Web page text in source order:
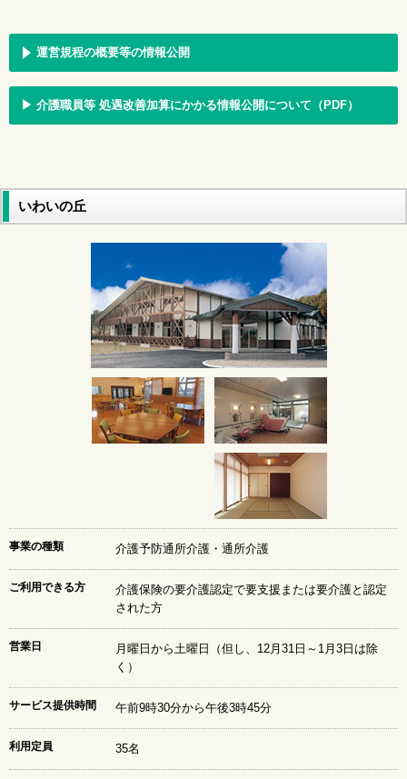
2021年5月 今月の様子
2021年4月 今月の様子
2021年2月 今月の様子
2020年10月 今月の様子
2020年9月 今月の様子
2020年8月 今月の様子
2020年7月 今月の様子
2020年6月 今月の様子
2020年5月 今月の様子
2020年4月 今月の様子
2020年3月 今月の様子
2020年2月 今月の様子
2020年1月 今月の様子
2019年12月 今月の様子
2019年11月 今月の様子
2019年7月 今月の様子
2019年6月 今月の様子
2019年5月 今月の様子
2019年4月 今月の様子
2019年3月 今月の様子
2019年2月 今月の様子
2019年1月 今月の様子
2018年11月 今月の様子
2018年10月 今月の様子
2018年9月 今月の様子
2018年8月 今月の様子
運営規程の概要等の情報公開
▶︎ 介護職員等 処遇改善加算にかかる情報公開について（PDF）
いわいの丘
事業の種類 介護予防通所介護・通所介護
ご利用できる方
介護保険の要介護認定で要支援または要介護と認定
された方
営業日
月曜日から土曜日（但し、12月31日～1月3日は除
く）
サービス提供時間 午前9時30分から午後3時45分
利用定員 35名